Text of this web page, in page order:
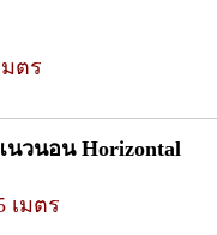
ตร
นวนอน Horizontal
เมตร